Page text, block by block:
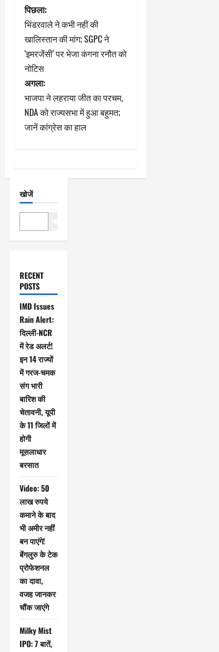
पो
स्ट
ने
वि
गे
श
न
पिछला:
भिंडरवाले ने कभी नहीं की
खालिस्तान की मांग; SGPC ने
‘इमरजेंसी’ पर भेजा कंगना रनौत को
नोटिस
अगला:
भाजपा ने लहराया जीत का परचम,
NDA को राज्यसभा में हुआ बहुमत;
जानें कांग्रेस का हाल
खोजें
RECENT
POSTS
IMD Issues
Rain Alert:
दिल्ली-NCR
में रेड अलर्ट!
इन 14 राज्यों
में गरज-चमक
संग भारी
बारिश की
चेतावनी, यूपी
के 11 जिलों में
होगी
मूसलाधार
बरसात
Video: 50
लाख रुपये
कमाने के बाद
भी अमीर नहीं
बन पाएंगे!
बेंगलुरु के टेक
प्रोफेशनल
का दावा,
वजह जानकर
चौंक जाएंगे
Milky Mist
IPO: 7 बातें,